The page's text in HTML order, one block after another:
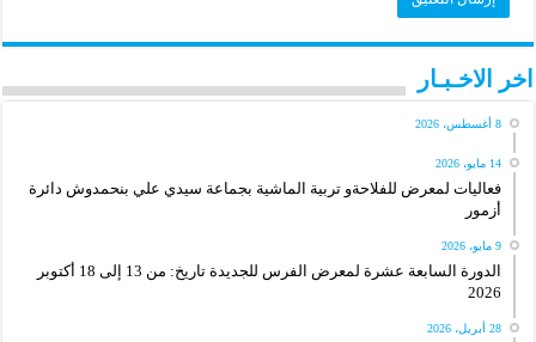
اخر الاخـبـار
8 أغسطس، 2026
14 مايو، 2026
فعاليات لمعرض للفلاحةو تربية الماشية بجماعة سيدي علي بنحمدوش دائرة
أزمور
9 مايو، 2026
الدورة السابعة عشرة لمعرض الفرس للجديدة تاريخ: من 13 إلى 18 أكتوبر
2026
28 أبريل، 2026